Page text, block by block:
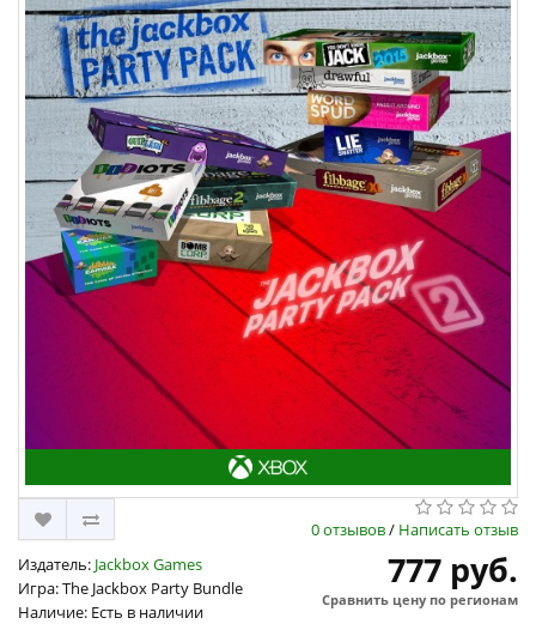
0 отзывов/ Написать отзыв
Издатель: Jackbox Games
Игра: The Jackbox Party Bundle
Наличие: Есть в наличии
777 руб.
Сравнить цену по регионам